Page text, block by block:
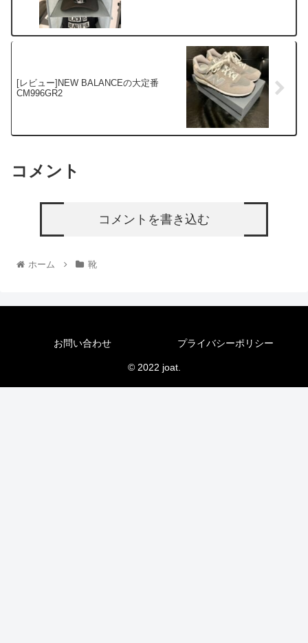
[レビュー]NEW BALANCEの大定番
CM996GR2
コメント
コメントを書き込む
ホーム 靴
お問い合わせ プライバシーポリシー
© 2022 joat.